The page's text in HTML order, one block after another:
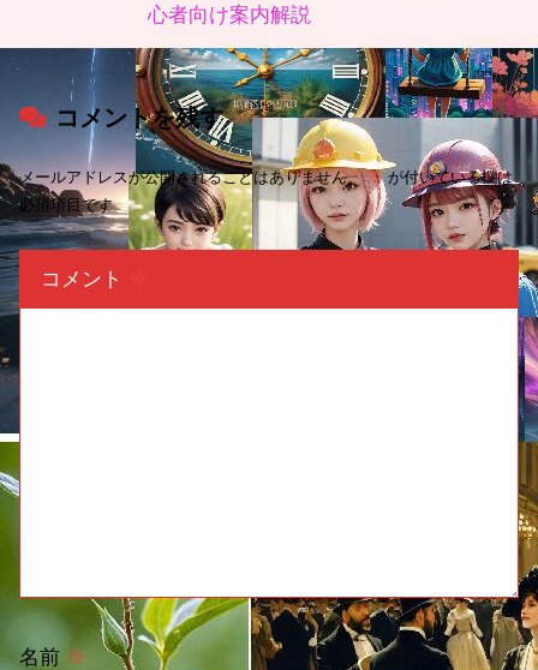
心者向け案内解説
コメントを残す
メールアドレスが公開されることはありません。 ※が付いている欄は
必須項目です
コメント
名前 ※